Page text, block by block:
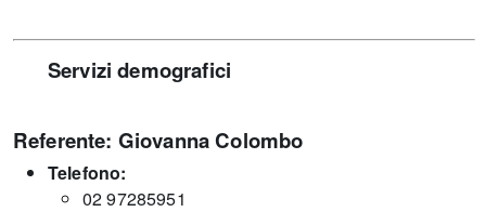
Servizi demografici
Referente: Giovanna Colombo
Telefono:
02 97285951